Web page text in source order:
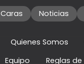
Caras Noticias
Quienes Somos
Equipo
Reglas